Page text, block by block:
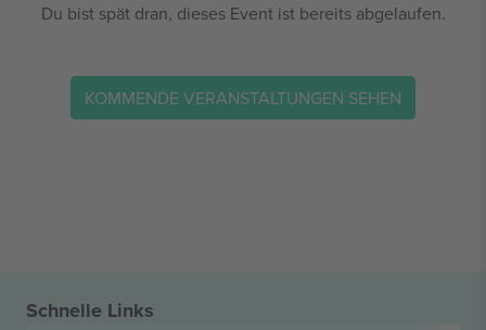
Du bist spät dran, dieses Event ist bereits abgelaufen.
KOMMENDE VERANSTALTUNGEN SEHEN
Schnelle Links